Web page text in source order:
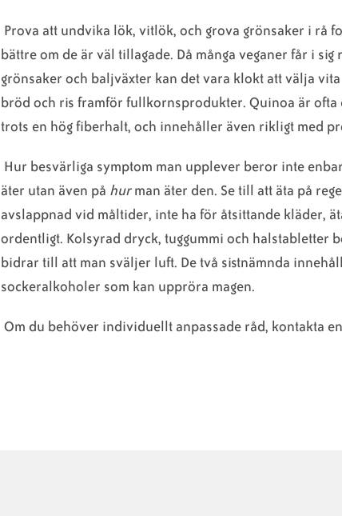
Prova att undvika lök, vitlök, och grova grönsaker i rå
bättre om de är väl tillagade. Då många veganer får i
grönsaker och baljväxter kan det vara klokt att välja
bröd och ris framför fullkornsprodukter. Quinoa är ofta
trots en hög fiberhalt, och innehåller även rikligt med
Hur besvärliga symptom man upplever beror inte
äter utan även på hurman äter den. Se till att äta på
avslappnad vid måltider, inte ha för åtsittande kläder,
ordentligt. Kolsyrad dryck, tuggummi och halstabletter
bidrar till att man sväljer luft. De två sistnämnda
sockeralkoholer som kan uppröra magen.
Om du behöver individuellt anpassade råd, kontakta